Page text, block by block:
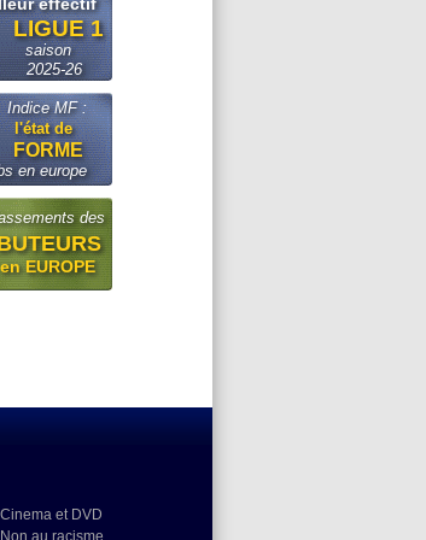
LIGUE 1
saison
2025-26
Indice MF :
l'état de
FORME
en europe
des
en EUROPE
Cinema et DVD
Non au racisme